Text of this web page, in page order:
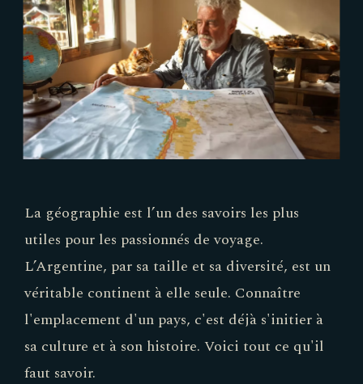
La géographie est l’un des savoirs les plus
utiles pour les passionnés de voyage.
L’Argentine, par sa taille et sa diversité, est un
véritable continent à elle seule. Connaître
l'emplacement d'un pays, c'est déjà s'initier à
sa culture et à son histoire. Voici tout ce qu'il
faut savoir.